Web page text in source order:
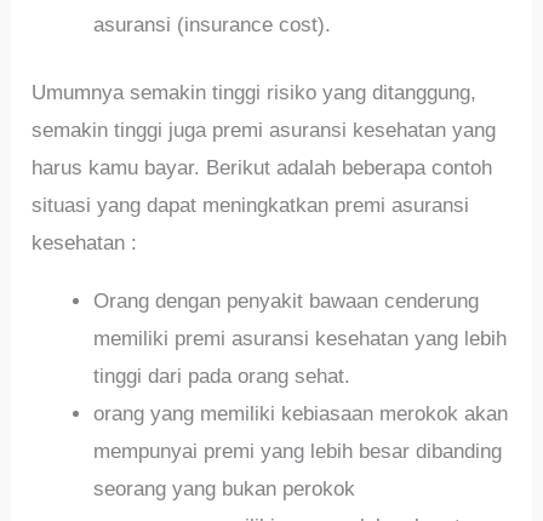
asuransi (insurance cost).
Umumnya semakin tinggi risiko yang ditanggung,
semakin tinggi juga premi asuransi kesehatan yang
harus kamu bayar. Berikut adalah beberapa contoh
situasi yang dapat meningkatkan premi asuransi
kesehatan :
Orang dengan penyakit bawaan cenderung
memiliki premi asuransi kesehatan yang lebih
tinggi dari pada orang sehat.
orang yang memiliki kebiasaan merokok akan
mempunyai premi yang lebih besar dibanding
seorang yang bukan perokok